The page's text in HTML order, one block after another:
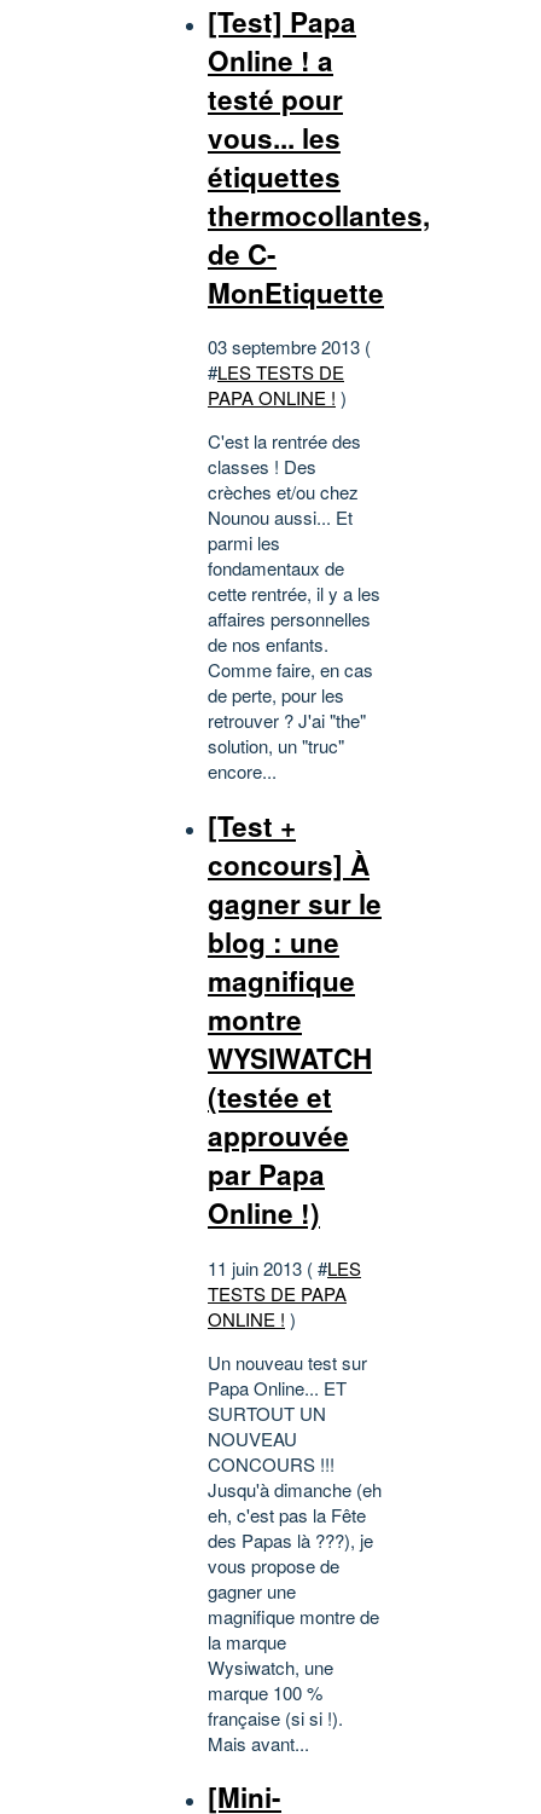
[Test] Papa
Online ! a
testé pour
vous... les
étiquettes
thermocollantes,
de C-
MonEtiquette
03 septembre 2013 (
#LES TESTS DE
PAPA ONLINE ! )
C'est la rentrée des
classes ! Des
crèches et/ou chez
Nounou aussi... Et
parmi les
fondamentaux de
cette rentrée, il y a les
affaires personnelles
de nos enfants.
Comme faire, en cas
de perte, pour les
retrouver ? J'ai "the"
solution, un "truc"
encore...
[Test +
concours] À
gagner sur le
blog : une
magnifique
montre
WYSIWATCH
(testée et
approuvée
par Papa
Online !)
11 juin 2013 ( #LES
TESTS DE PAPA
ONLINE ! )
Un nouveau test sur
Papa Online... ET
SURTOUT UN
NOUVEAU
CONCOURS !!!
Jusqu'à dimanche (eh
eh, c'est pas la Fête
des Papas là ???), je
vous propose de
gagner une
magnifique montre de
la marque
Wysiwatch, une
marque 100 %
française (si si !).
Mais avant...
[Mini-